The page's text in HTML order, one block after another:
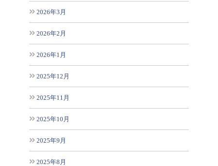
2026年3月
2026年2月
2026年1月
2025年12月
2025年11月
2025年10月
2025年9月
2025年8月